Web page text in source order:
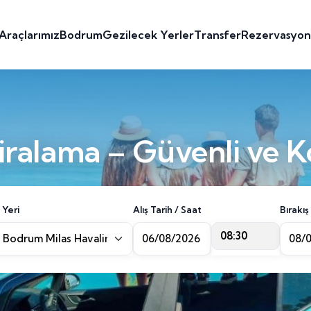
BodrumGezilecek YerlerTransferRezervasyon
– Güvenli ve
Yeri
Bodrum Milas Havalimanı [BJV]
Alış Tarih / Saat
08:30